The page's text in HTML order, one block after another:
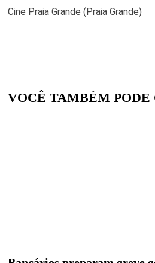
Cine Praia Grande (Praia Grande)
VOCÊ TAMBÉM PODE